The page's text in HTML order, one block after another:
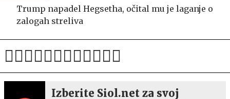
Trump napadel Hegsetha, očital mu je laganje o
zalogah streliva
Izberite Siol.net za svoj